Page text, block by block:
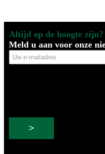
Altijd op de hoogte zijn?
Meld u aan voor onze
Uw
e-